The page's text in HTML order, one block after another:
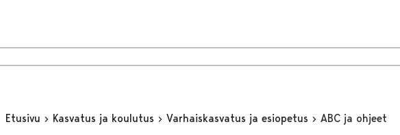
Etusivu Kasvatus ja koulutus Varhaiskasvatus ja esiopetus ABC ja ohjeet